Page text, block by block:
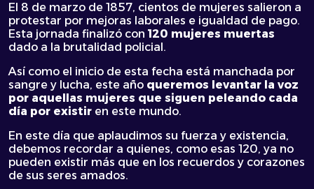
El 8 de marzo de 1857, cientos de mujeres salieron a
protestar por mejoras laborales e igualdad de pago.
Esta jornada finalizó con 120 mujeres muertas
dado a la brutalidad policial.
Así como el inicio de esta fecha está manchada por
sangre y lucha, este año queremos levantar la voz
por aquellas mujeres que siguen peleando cada
día por existir en este mundo.
En este día que aplaudimos su fuerza y existencia,
debemos recordar a quienes, como esas 120, ya no
pueden existir más que en los recuerdos y corazones
de sus seres amados.